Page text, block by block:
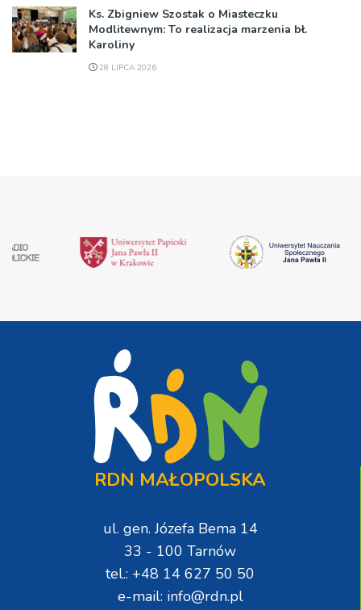
Ks. Zbigniew Szostak o Miasteczku
Modlitewnym: To realizacja marzenia bł.
Karoliny
28 LIPCA 2026
RDN MAŁOPOLSKA
ul. gen. Józefa Bema 14
33 - 100 Tarnów
tel.: +48 14 627 50 50
e-mail: info@rdn.pl